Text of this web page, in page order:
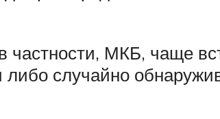
частности, МКБ, чаще
случайно